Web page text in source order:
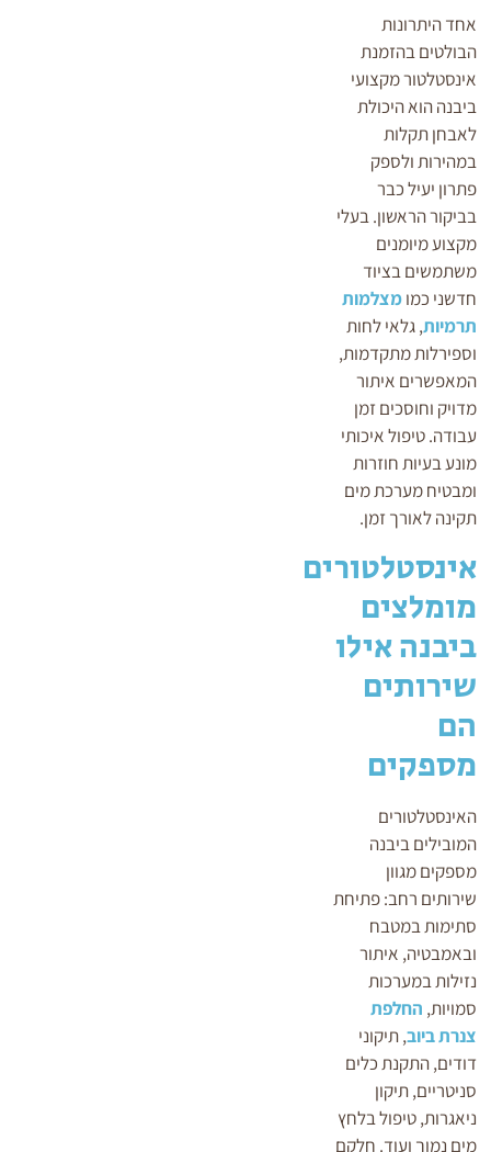
אחד היתרונות
הבולטים בהזמנת
אינסטלטור מקצועי
ביבנה הוא היכולת
לאבחן תקלות
במהירות ולספק
פתרון יעיל כבר
בביקור הראשון. בעלי
מקצוע מיומנים
משתמשים בציוד
חדשני כמומצלמות
תרמיות, גלאי לחות
וספירלות מתקדמות,
המאפשרים איתור
מדויק וחוסכים זמן
עבודה. טיפול איכותי
מונע בעיות חוזרות
ומבטיח מערכת מים
תקינה לאורך זמן.
אינסטלטורים
מומלצים
ביבנה אילו
שירותים
הם
מספקים
האינסטלטורים
המובילים ביבנה
מספקים מגוון
שירותים רחב: פתיחת
סתימות במטבח
ובאמבטיה, איתור
נזילות במערכות
סמויות, החלפת
צנרת ביוב, תיקוני
דודים, התקנת כלים
סניטריים, תיקון
ניאגרות, טיפול בלחץ
מים נמוך ועוד. חלקם